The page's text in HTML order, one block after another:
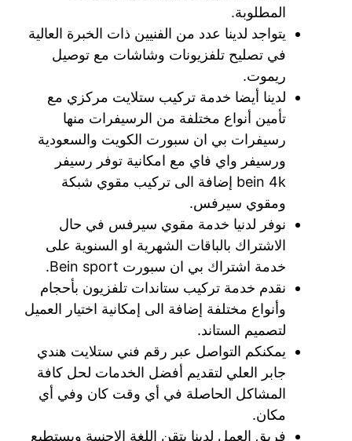
المطلوبة.
يتواجد لدينا عدد من الفنيين ذات الخبرة العالية
في تصليح تلفزيونات وشاشات مع توصيل
ريموت.
لدينا أيضا خدمة تركيب ستلايت مركزي مع
تأمين أنواع مختلفة من الرسيفرات منها
رسيفرات بي ان سبورت الكويت والسعودية
ورسيفر واي فاي مع امكانية توفر رسيفر
bein 4k إضافة الى تركيب مقوي شبكة
ومقوي سيرفس.
نوفر لدنيا خدمة مقوي سيرفس في حال
الاشتراك بالباقات الشهرية او السنوية على
خدمة اشتراك بي ان سبورت Bein sport.
نقدم خدمة تركيب ستاندات تلفزيون بأحجام
وأنواع مختلفة إضافة الى إمكانية اختيار العميل
لتصميم الستاند.
يمكنكم التواصل عبر رقم فني ستلايت هندي
جابر العلي لتقديم أفضل الخدمات لحل كافة
المشاكل الحاصلة في أي وقت كان وفي أي
مكان.
فريق العمل لدينا يتقن اللغة الاجنبية ويستطيع